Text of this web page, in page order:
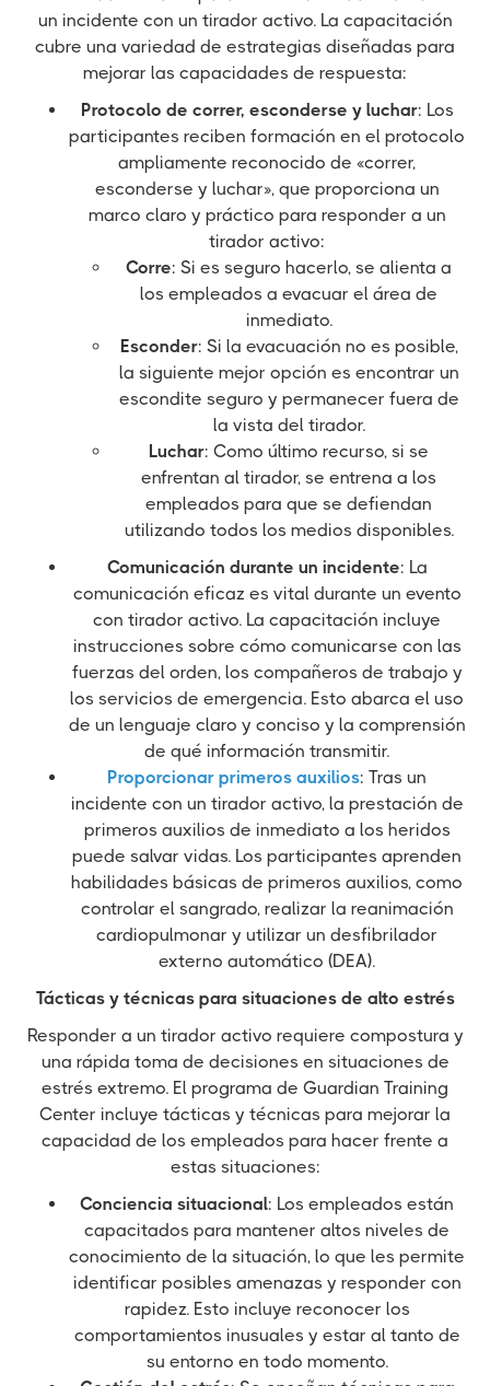
un incidente con un tirador activo. La capacitación
cubre una variedad de estrategias diseñadas para
mejorar las capacidades de respuesta:
Protocolo de correr, esconderse y luchar: Los
participantes reciben formación en el protocolo
ampliamente reconocido de «correr,
esconderse y luchar», que proporciona un
marco claro y práctico para responder a un
tirador activo:
Corre: Si es seguro hacerlo, se alienta a
los empleados a evacuar el área de
inmediato.
Esconder: Si la evacuación no es posible,
la siguiente mejor opción es encontrar un
escondite seguro y permanecer fuera de
la vista del tirador.
Luchar: Como último recurso, si se
enfrentan al tirador, se entrena a los
empleados para que se defiendan
utilizando todos los medios disponibles.
Comunicación durante un incidente: La
comunicación eficaz es vital durante un evento
con tirador activo. La capacitación incluye
instrucciones sobre cómo comunicarse con las
fuerzas del orden, los compañeros de trabajo y
los servicios de emergencia. Esto abarca el uso
de un lenguaje claro y conciso y la comprensión
de qué información transmitir.
Proporcionar primeros auxilios: Tras un
incidente con un tirador activo, la prestación de
primeros auxilios de inmediato a los heridos
puede salvar vidas. Los participantes aprenden
habilidades básicas de primeros auxilios, como
controlar el sangrado, realizar la reanimación
cardiopulmonar y utilizar un desfibrilador
externo automático (DEA).
Tácticas y técnicas para situaciones de alto estrés
Responder a un tirador activo requiere compostura y
una rápida toma de decisiones en situaciones de
estrés extremo. El programa de Guardian Training
Center incluye tácticas y técnicas para mejorar la
capacidad de los empleados para hacer frente a
estas situaciones:
Conciencia situacional: Los empleados están
capacitados para mantener altos niveles de
conocimiento de la situación, lo que les permite
identificar posibles amenazas y responder con
rapidez. Esto incluye reconocer los
comportamientos inusuales y estar al tanto de
su entorno en todo momento.